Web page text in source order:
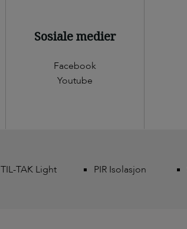
Sosiale medier
Facebook
Youtube
TIL-TAK Light PIR Isolasjon